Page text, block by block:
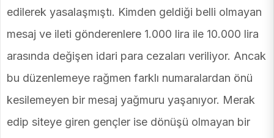
edilerek yasalaşmıştı. Kimden geldiği belli olmayan
mesaj ve ileti gönderenlere 1.000 lira ile 10.000 lira
arasında değişen idari para cezaları veriliyor. Ancak
bu düzenlemeye rağmen farklı numaralardan önü
kesilemeyen bir mesaj yağmuru yaşanıyor. Merak
edip siteye giren gençler ise dönüşü olmayan bir